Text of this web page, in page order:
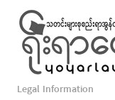
Legal Information